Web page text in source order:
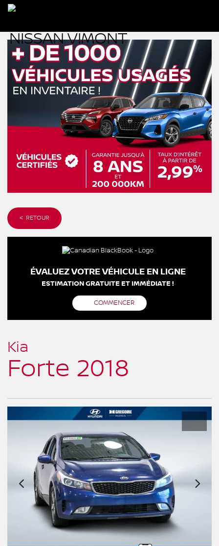
< RETOUR
ÉVALUEZ VOTRE VÉHICULE EN LIGNE
ESTIMATION GRATUITE ET IMMÉDIATE !
COMMENCER
Kia
Forte 2018